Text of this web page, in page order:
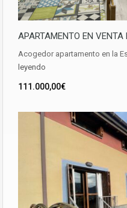
APARTAMENTO EN
Acogedor apartamento en la
leyendo
111.000,00€